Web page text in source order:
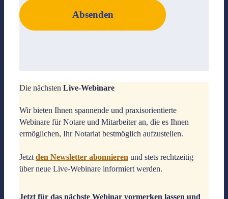
Absenden
Die nächsten Live-Webinare
Wir bieten Ihnen spannende und praxisorientierte
Webinare für Notare und Mitarbeiter an, die es Ihnen
ermöglichen, Ihr Notariat bestmöglich aufzustellen.
Jetzt den Newsletter abonnieren und stets rechtzeitig
über neue Live-Webinare informiert werden.
Jetzt für das nächste Webinar vormerken lassen und